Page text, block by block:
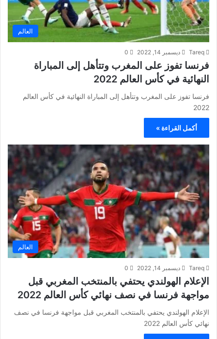
العالم
Tareq ديسمبر 14, 2022 0
فرنسا تفوز على المغرب وتتأهل إلى المباراة
النهائية في كأس العالم 2022
فرنسا تفوز على المغرب وتتأهل إلى المباراة النهائية في كأس العالم
2022
أكمل القراءة »
العالم
Tareq ديسمبر 14, 2022 0
الإعلام الهولندي يحتفي بالمنتخب المغربي قبل
مواجهة فرنسا في نصف نهائي كأس العالم 2022
الإعلام الهولندي يحتفي بالمنتخب المغربي قبل مواجهة فرنسا في نصف
نهائي كأس العالم 2022